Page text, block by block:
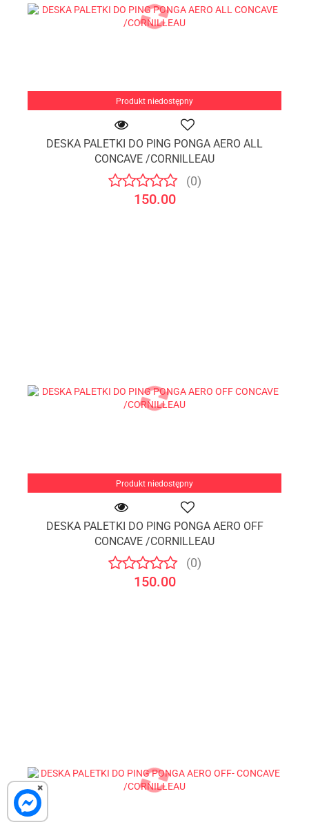
×
Produkt niedostępny
DESKA PALETKI DO PING PONGA AERO ALL
CONCAVE /CORNILLEAU
(0)
150.00
Produkt niedostępny
DESKA PALETKI DO PING PONGA AERO OFF
CONCAVE /CORNILLEAU
(0)
150.00